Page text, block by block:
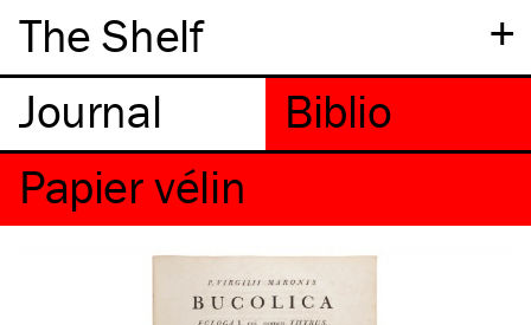
+
The Shelf
Papier vélin